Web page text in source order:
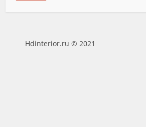
Hdinterior.ru © 2021